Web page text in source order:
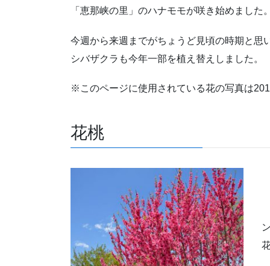
「恵那峡の里」のハナモモが咲き始めました。
今週から来週までがちょうど見頃の時期と思
シバザクラも今年一部を植え替えしました。
※このページに使用されている花の写真は
花桃